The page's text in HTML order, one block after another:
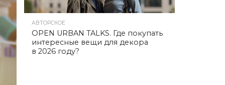
АВТОРСКОЕ
OPEN URBAN TALKS. Где покупать
интересные вещи для декора
в 2026 году?